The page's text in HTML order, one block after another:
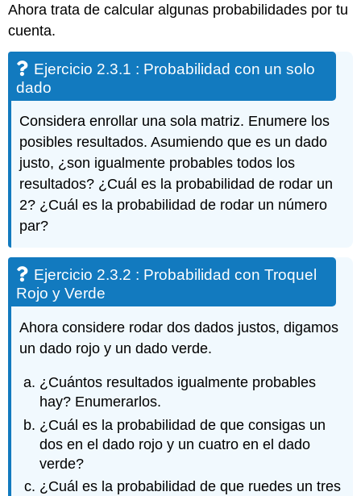
Ahora trata de calcular algunas probabilidades por tu
cuenta.
Ejercicio 2.3.1 : Probabilidad con un solo
dado
Considera enrollar una sola matriz. Enumere los
posibles resultados. Asumiendo que es un dado
justo, ¿son igualmente probables todos los
resultados? ¿Cuál es la probabilidad de rodar un
2? ¿Cuál es la probabilidad de rodar un número
par?
Ejercicio 2.3.2 : Probabilidad con Troquel
Rojo y Verde
Ahora considere rodar dos dados justos, digamos
un dado rojo y un dado verde.
¿Cuántos resultados igualmente probables
hay? Enumerarlos.
¿Cuál es la probabilidad de que consigas un
dos en el dado rojo y un cuatro en el dado
verde?
¿Cuál es la probabilidad de que ruedes un tres